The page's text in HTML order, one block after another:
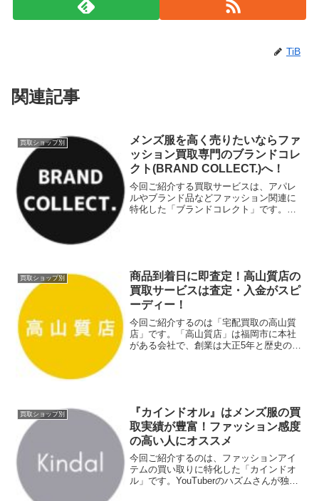
TiB
関連記事
買取ショップ別
メンズ服を高く売りたいならファ
ッション買取専門のブランドコレ
クト(BRAND COLLECT.)へ！
今回ご紹介する買取サービスは、アパレ
ルやブランド品などファッション関連に
特化した「ブランドコレクト」です。テ
買取ショップ別
商品到着日に即査定！高山質店の
買取サービスは査定・入金がスピ
ーディー！
今回ご紹介するのは「宅配買取の高山質
店」です。「高山質店」は福岡市に本社
がある会社で、創業は大正5年と歴史のあ
買取ショップ別
『カインドオル』はメンズ服の買
取実績が豊富！ファッション感度
の高い人にオススメ
今回ご紹介するのは、ファッションアイ
テムの買い取りに特化した「カインドオ
ル」です。YouTuberのハズムさんが独立